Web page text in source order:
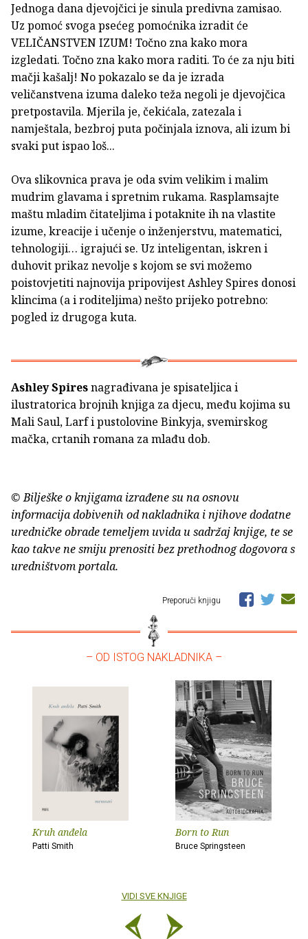
Jednoga dana djevojčici je sinula predivna zamisao.
Uz pomoć svoga psećeg pomoćnika izradit će
VELIČANSTVEN IZUM! Točno zna kako mora
izgledati. Točno zna kako mora raditi. To će za nju biti
mačji kašalj! No pokazalo se da je izrada
veličanstvena izuma daleko teža negoli je djevojčica
pretpostavila. Mjerila je, čekićala, zatezala i
namještala, bezbroj puta počinjala iznova, ali izum bi
svaki put ispao loš...
Ova slikovnica prava je oda svim velikim i malim
mudrim glavama i spretnim rukama. Rasplamsajte
maštu mladim čitateljima i potaknite ih na vlastite
izume, kreacije i učenje o inženjerstvu, matematici,
tehnologiji… igrajući se. Uz inteligentan, iskren i
duhovit prikaz nevolje s kojom se svi možemo
poistovjetiti najnovija pripovijest Ashley Spires donosi
klincima (a i roditeljima) nešto prijeko potrebno:
pogled iz drugoga kuta.
Ashley Spiresnagrađivana je spisateljica i
ilustratorica brojnih knjiga za djecu, među kojima su
Mali Saul, Larf i pustolovine Binkyja, svemirskog
mačka, crtanih romana za mlađu dob.
© Bilješke o knjigama izrađene su na osnovu
informacija dobivenih od nakladnika i njihove dodatne
uredničke obrade temeljem uvida u sadržaj knjige, te se
kao takve ne smiju prenositi bez prethodnog dogovora s
uredništvom portala.
Preporuči knjigu
– OD ISTOG NAKLADNIKA –
Kruh anđela
Patti Smith
Born to Run
Bruce Springsteen
VIDI SVE KNJIGE